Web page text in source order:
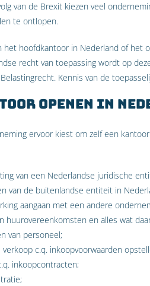
van de Brexit kiezen veel
te ontlopen.
het hoofdkantoor in Nederland of het
recht van toepassing wordt op
Kennis van de
openen in
ervoor kiest om zelf een
van een Nederlandse juridische
van de buitenlandse entiteit in
aangaan met een andere
huurovereenkomsten en alles wat
van personeel;
verkoop c.q. inkoopvoorwaarden
inkoopcontracten;